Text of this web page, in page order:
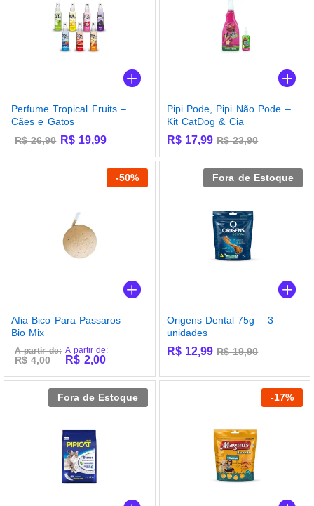
Perfume Tropical Fruits –
Cães e Gatos
R$26,90 R$19,99
Pipi Pode, Pipi Não Pode –
Kit CatDog & Cia
R$17,99 R$23,90
-50%
Afia Bico Para Passaros –
Bio Mix
A partir de:
R$4,00
A partir de:
R$ 2,00
Fora de Estoque
Origens Dental 75g – 3
unidades
R$12,99 R$19,90
Fora de Estoque -17%